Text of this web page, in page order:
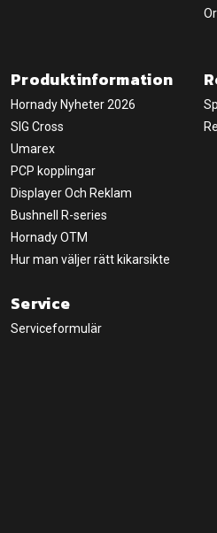
Produktinformation
Hornady Nyheter 2026
SIG Cross
Umarex
PCP kopplingar
Displayer Och Reklam
Bushnell R-series
Hornady OTM
Hur man väljer rätt kikarsikte
Service
Serviceformulär